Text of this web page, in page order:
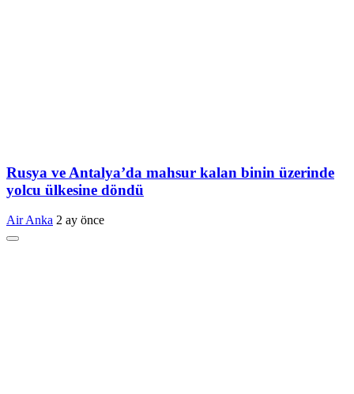
Rusya ve Antalya’da mahsur kalan binin üzerinde
yolcu ülkesine döndü
Air Anka 2 ay önce